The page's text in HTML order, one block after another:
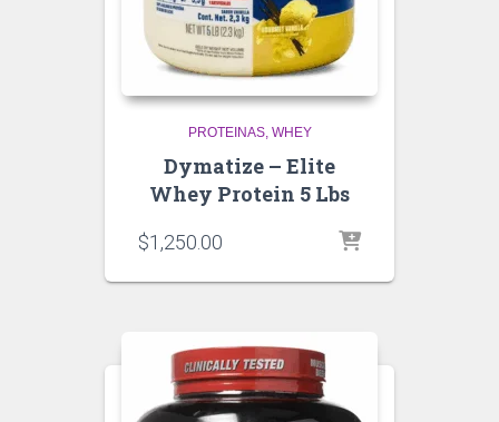
PROTEINAS WHEY
Dymatize – Elite
Whey Protein 5 Lbs
$1,250.00